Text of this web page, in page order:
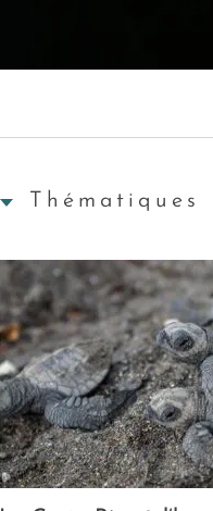
Thématiques